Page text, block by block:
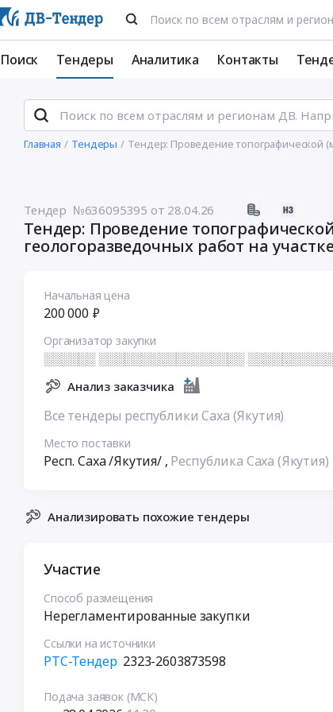
Поиск Тендеры Аналитика Контакты
Главная Тендеры Тендер: Проведение топографической
Тендер №636095395 от 28.04.26
Тендер: Проведение
геологоразведочных работ на
Начальная цена
200 000 ₽
Организатор закупки
░░░░░░ ░░░░░░░░░░░░░░░░░
Анализ заказчика
Все тендеры республики Саха (Якутия)
Место поставки
Респ. Саха /Якутия/ , Республика Саха (Якутия)
Анализировать похожие тендеры
Участие
Способ размещения
Нерегламентированные закупки
Ссылки на источники
РТС-Тендер 2323-2603873598
Подача заявок (МСК)